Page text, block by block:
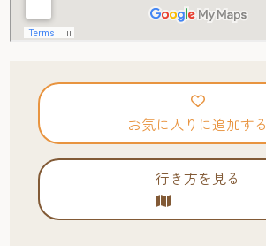
お気に入りに追加する
行き方を見る